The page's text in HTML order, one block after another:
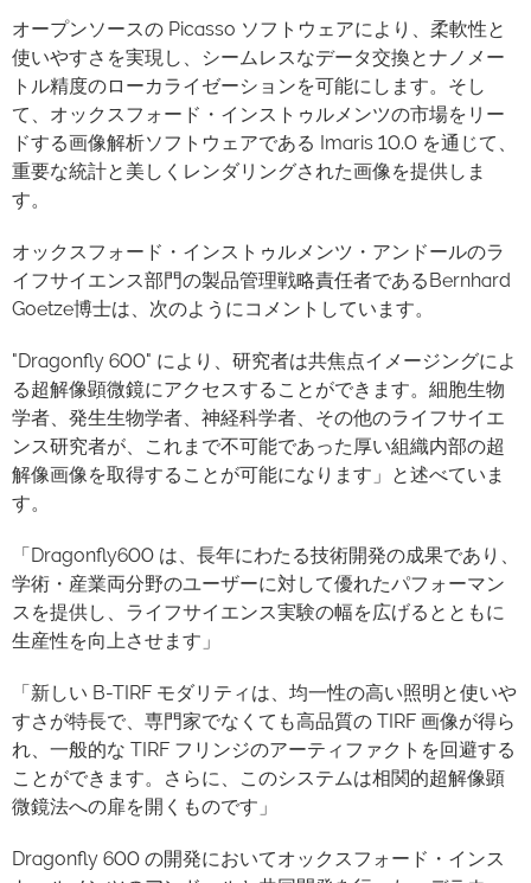
オープンソースの Picasso ソフトウェアにより、柔軟性と
使いやすさを実現し、シームレスなデータ交換とナノメー
トル精度のローカライゼーションを可能にします。そし
て、オックスフォード・インストゥルメンツの市場をリー
ドする画像解析ソフトウェアである Imaris 10.0 を通じて、
重要な統計と美しくレンダリングされた画像を提供しま
す。
オックスフォード・インストゥルメンツ・アンドールのラ
イフサイエンス部門の製品管理戦略責任者であるBernhard
Goetze博士は、次のようにコメントしています。
"Dragonfly 600" により、研究者は共焦点イメージングによ
る超解像顕微鏡にアクセスすることができます。細胞生物
学者、発生生物学者、神経科学者、その他のライフサイエ
ンス研究者が、これまで不可能であった厚い組織内部の超
解像画像を取得することが可能になります」と述べていま
す。
「Dragonfly600 は、長年にわたる技術開発の成果であり、
学術・産業両分野のユーザーに対して優れたパフォーマン
スを提供し、ライフサイエンス実験の幅を広げるとともに
生産性を向上させます」
「新しい B-TIRF モダリティは、均一性の高い照明と使いや
すさが特長で、専門家でなくても高品質の TIRF 画像が得ら
れ、一般的な TIRF フリンジのアーティファクトを回避する
ことができます。さらに、このシステムは相関的超解像顕
微鏡法への扉を開くものです」
Dragonfly 600 の開発においてオックスフォード・インス